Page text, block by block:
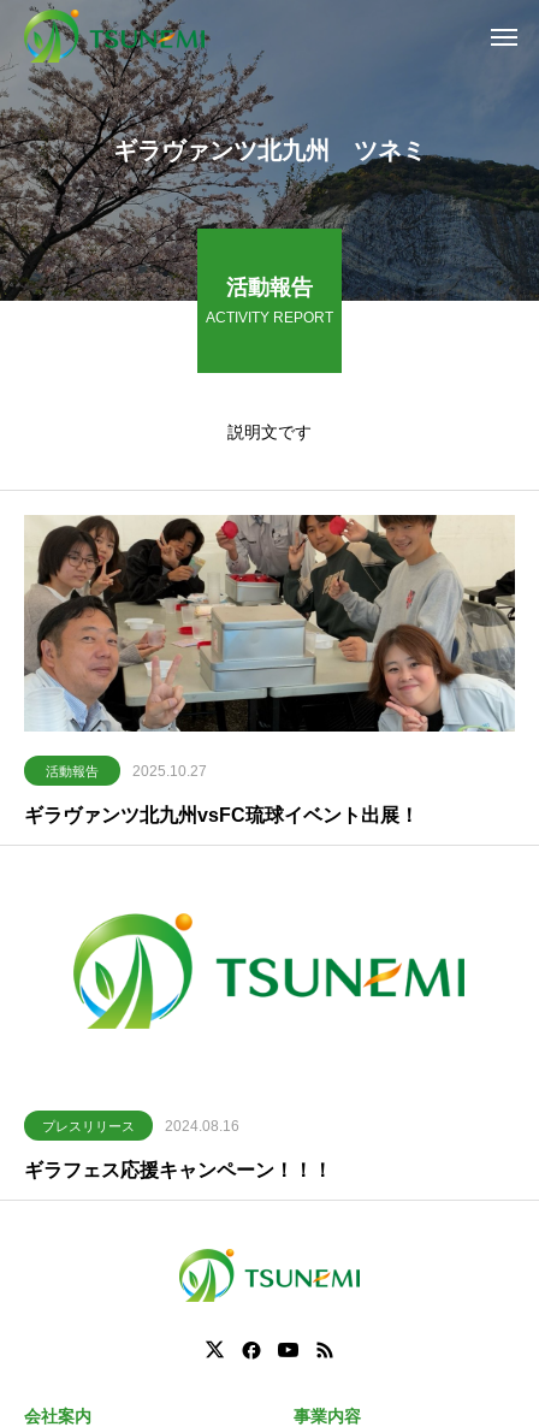
ギラヴァンツ北九州 ツネミ
活動報告
ACTIVITY REPORT
説明文です
活動報告 2025.10.27
ギラヴァンツ北九州vsFC琉球イベント出展！
プレスリリース 2024.08.16
ギラフェス応援キャンペーン！！！
会社案内 事業内容